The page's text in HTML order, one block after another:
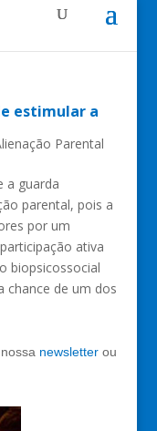
estimular a
Parental
a guarda
parental, pois a
por um
ativa
biopsicossocial
chance de um dos
newsletterou